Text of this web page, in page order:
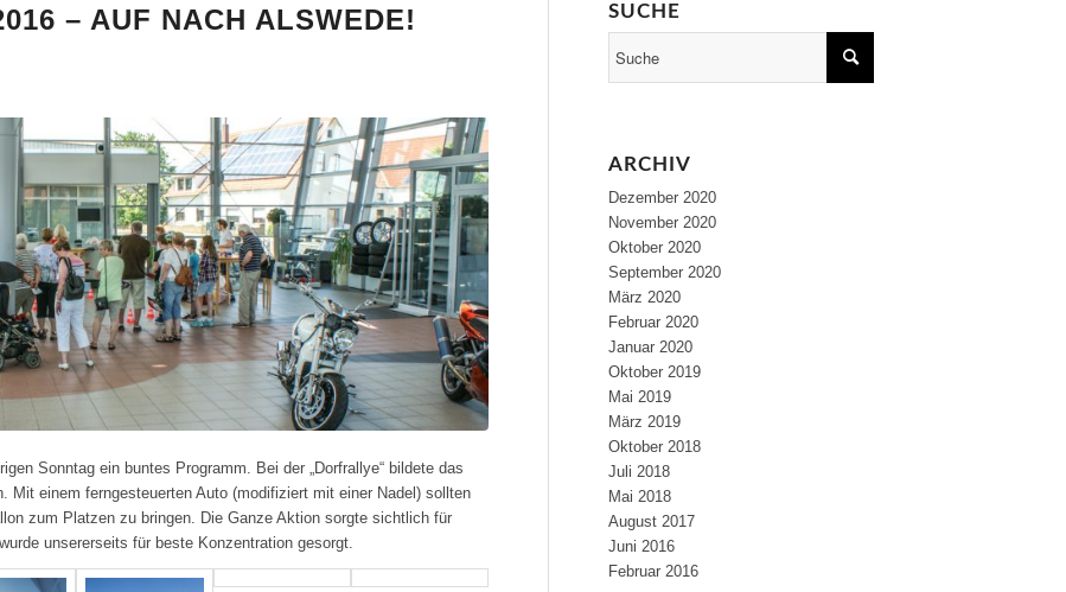
– AUF NACH ALSWEDE!
Sonntag ein buntes Programm. Bei der „Dorfrallye“ bildete das
Mit einem ferngesteuerten Auto (modifiziert mit einer Nadel) sollten
zum Platzen zu bringen. Die Ganze Aktion sorgte sichtlich für
unsererseits für beste Konzentration gesorgt.
SUCHE
ARCHIV
Dezember 2020
November 2020
Oktober 2020
September 2020
März 2020
Februar 2020
Januar 2020
Oktober 2019
Mai 2019
März 2019
Oktober 2018
Juli 2018
Mai 2018
August 2017
Juni 2016
Februar 2016